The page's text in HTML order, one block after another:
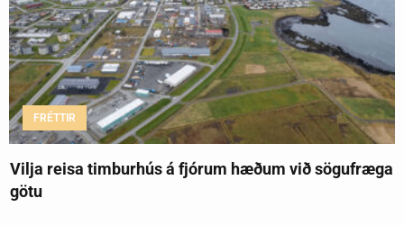
FRÉTTIR
Vilja reisa timburhús á fjórum hæðum við sögufræga
götu